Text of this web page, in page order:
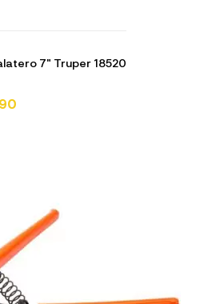
7" Truper 18520